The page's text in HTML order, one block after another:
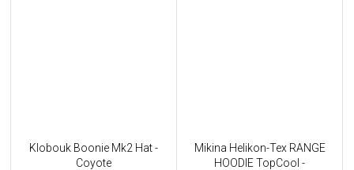
Klobouk Boonie Mk2 Hat -
Coyote
Mikina Helikon-Tex RANGE
HOODIE TopCool -